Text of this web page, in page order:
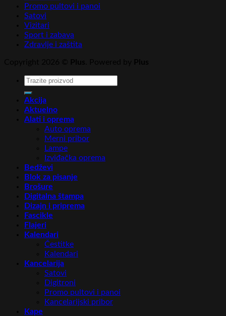
Promo pultovi i panoi
Satovi
Vizitari
Sport i zabava
Zdravlje i zaštita
Pretraga
Akcija
Aktuelno
Alati i oprema
Auto oprema
Merni pribor
Lampe
Izviđačka oprema
Bedževi
Blok za pisanje
Brošure
Digitalna štampa
Dizajn i priprema
Fascikle
Flajeri
Kalendari
Čestitke
Kalendari
Kancelarija
Satovi
Digitroni
Promo pultovi i panoi
Kancelarijski pribor
Kape